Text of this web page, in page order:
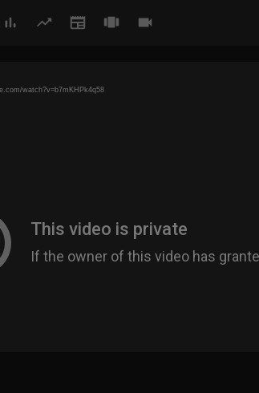
watch?v=b7mKHPk4q58